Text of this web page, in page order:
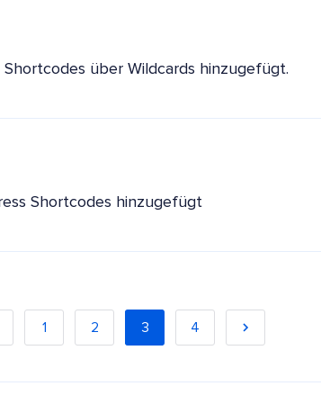
über Wildcards hinzugefügt.
Shortcodes hinzugefügt
1 2 3 4